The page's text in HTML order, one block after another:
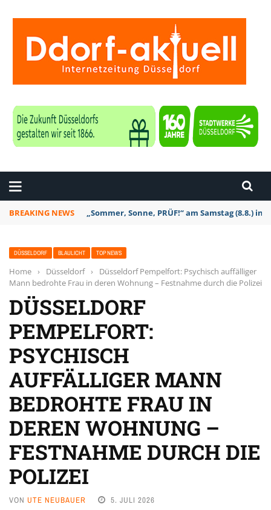
BREAKING NEWS „Sommer, Sonne, PRÜF!“ am Samstag (8.8.) in
DÜSSELDORF BLAULICHT TOP NEWS
Home › Düsseldorf ›
Düsseldorf Pempelfort: Psychisch auffälliger
Mann bedrohte Frau in deren Wohnung – Festnahme durch die Polizei
DÜSSELDORF
PEMPELFORT:
PSYCHISCH
AUFFÄLLIGER MANN
BEDROHTE FRAU IN
DEREN WOHNUNG –
FESTNAHME DURCH DIE
POLIZEI
VON UTE NEUBAUER 5. JULI 2026